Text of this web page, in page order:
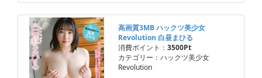
高画質3MB ハックツ美少女
Revolution 白昼まひる
消費ポイント： 3500Pt
カテゴリー：ハックツ美少女
Revolution